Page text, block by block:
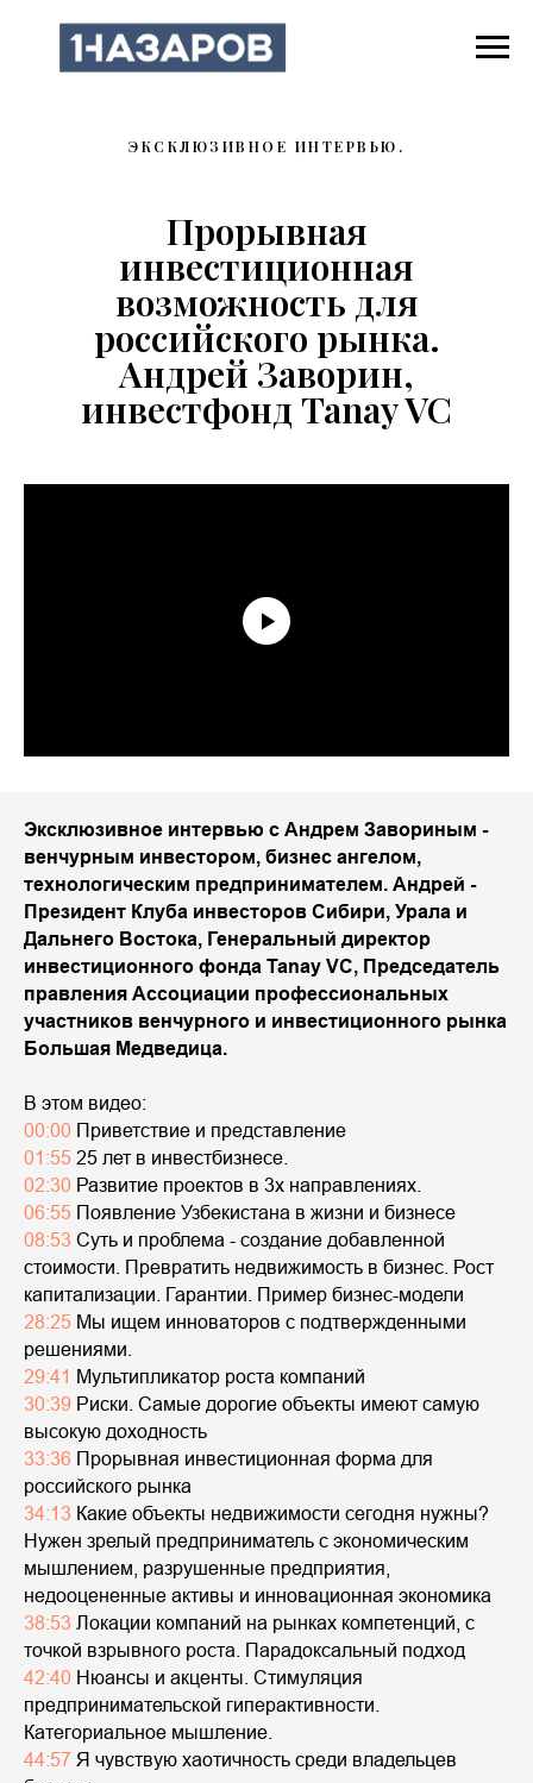
ЭКСКЛЮЗИВНОЕ ИНТЕРВЬЮ.
Прорывная
инвестиционная
возможность для
российского рынка.
Андрей Заворин,
инвестфонд Tanay VC
Эксклюзивное интервью с Андрем Завориным -
венчурным инвестором, бизнес ангелом,
технологическим предпринимателем. Андрей -
Президент Клуба инвесторов Сибири, Урала и
Дальнего Востока, Генеральный директор
инвестиционного фонда Tanay VC, Председатель
правления Ассоциации профессиональных
участников венчурного и инвестиционного рынка
Большая Медведица.
В этом видео:
00:00 Приветствие и представление
01:55 25 лет в инвестбизнесе.
02:30 Развитие проектов в 3х направлениях.
06:55 Появление Узбекистана в жизни и бизнесе
08:53 Суть и проблема - создание добавленной
стоимости. Превратить недвижимость в бизнес. Рост
капитализации. Гарантии. Пример бизнес-модели
28:25 Мы ищем инноваторов с подтвержденными
решениями.
29:41 Мультипликатор роста компаний
30:39 Риски. Самые дорогие объекты имеют самую
высокую доходность
33:36 Прорывная инвестиционная форма для
российского рынка
34:13 Какие объекты недвижимости сегодня нужны?
Нужен зрелый предприниматель с экономическим
мышлением, разрушенные предприятия,
недооцененные активы и инновационная экономика
38:53 Локации компаний на рынках компетенций, с
точкой взрывного роста. Парадоксальный подход
42:40 Нюансы и акценты. Стимуляция
предпринимательской гиперактивности.
Категориальное мышление.
44:57 Я чувствую хаотичность среди владельцев